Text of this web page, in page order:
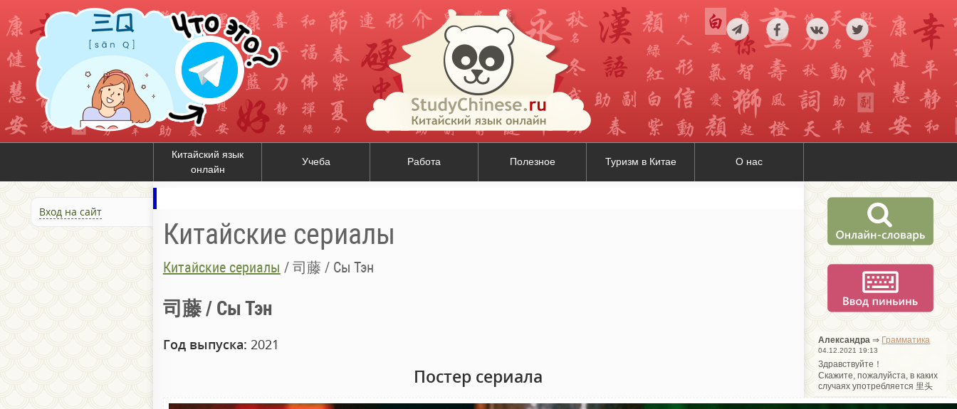
Китайский язык
онлайн
Учеба Работа Полезное Туризм в Китае О нас
Вход на сайт
Китайские сериалы
Китайские сериалы / 司藤 / Сы Тэн
司藤 / Сы Тэн
Год выпуска: 2021
Постер сериала
Александра ⇒ Грамматика
04.12.2021 19:13
Здравствуйте！
Cкажите, пожалуйста, в каких
случаях употребляется 里头